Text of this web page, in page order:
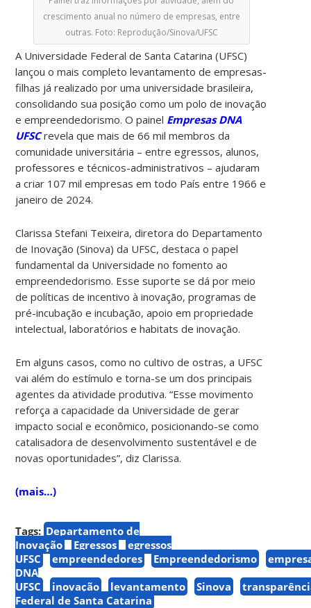
crescimento anual no número de empresas, entre
outras. Foto: Reprodução/Sinova/UFSC
A Universidade Federal de Santa Catarina (UFSC)
lançou o mais completo levantamento de empresas-
filhas já realizado por uma universidade brasileira,
consolidando sua posição como um polo de inovação
e empreendedorismo. O painel Empresas DNA
UFSCrevela que mais de 66 mil membros da
comunidade universitária – entre egressos, alunos,
professores e técnicos-administrativos – ajudaram
a criar 107 mil empresas em todo País entre 1966 e
janeiro de 2024.
Clarissa Stefani Teixeira, diretora do Departamento
de Inovação (Sinova) da UFSC, destaca o papel
fundamental da Universidade no fomento ao
empreendedorismo. Esse suporte se dá por meio
de políticas de incentivo à inovação, programas de
pré-incubação e incubação, apoio em propriedade
intelectual, laboratórios e habitats de inovação.
Em alguns casos, como no cultivo de ostras, a UFSC
vai além do estímulo e torna-se um dos principais
agentes da atividade produtiva. “Esse movimento
reforça a capacidade da Universidade de gerar
impacto social e econômico, posicionando-se como
catalisadora de desenvolvimento sustentável e de
novas oportunidades”, diz Clarissa.
(mais…)
Tags: Departamento de
Inovação
Egressos
egressos
UFSC
empreendedores Empreendedorismo
DNA
UFSC
inovação levantamento Sinova
Federal de Santa Catarina